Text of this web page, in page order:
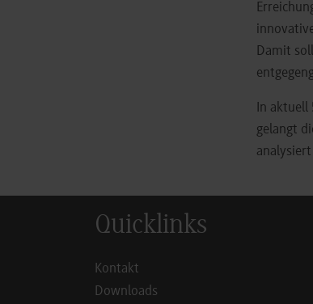
Damit
In aktuell
gelangt
Quicklinks
Kontakt
Downloads